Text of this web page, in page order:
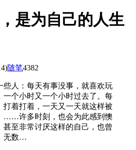
是为自己的人生
随笔4382
些人：每天有事没事，就喜欢玩
一个小时又一个小时过去了。每
打着打着，一天又一天就这样被
……许多时刻，也会为此感到懊
甚至非常讨厌这样的自己，也曾
无数…